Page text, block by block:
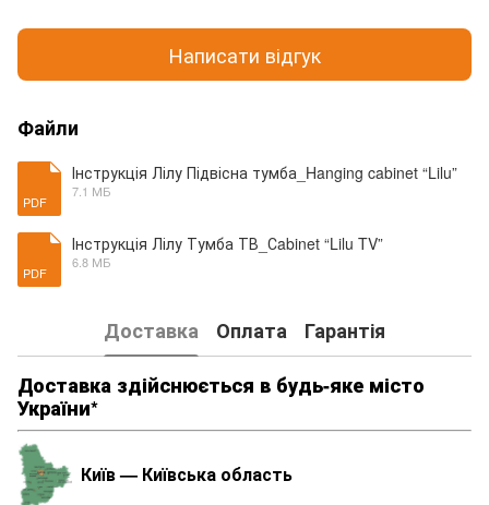
Написати відгук
Файли
PDF
Інструкція Лілу Підвісна тумба_Hanging cabinet “Lilu”
7.1 МБ
PDF
Інструкція Лілу Тумба ТВ_Сabinet “Lilu TV”
6.8 МБ
Доставка Оплата
Гарантія
Доставка здійснюється в будь-яке місто
України*
Київ — Київська область